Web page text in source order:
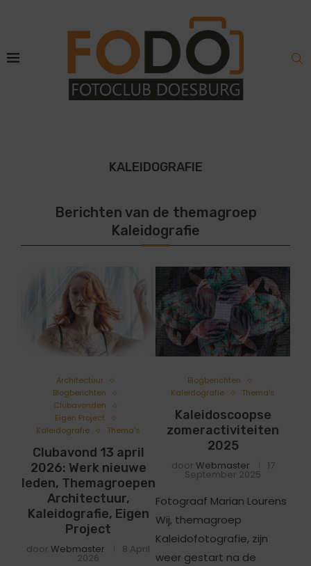
KALEIDOGRAFIE
Berichten van de themagroep
Kaleidografie
Architectuur
Blogberichten
Clubavonden
Eigen Project
Kaleidografie
Thema's
Clubavond 13 april
2026: Werk nieuwe
leden, Themagroepen
Architectuur,
Kaleidografie, Eigen
Project
door Webmaster 8 April
2026
Blogberichten
Kaleidografie
Thema's
Kaleidoscoopse
zomeractiviteiten
2025
door Webmaster 17
September 2025
Fotograaf Marian Lourens
Wij, themagroep
Kaleidofotografie, zijn
weer gestart na de